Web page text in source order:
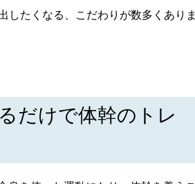
したくなる、こだわりが数多くありま
だけで体幹のトレ